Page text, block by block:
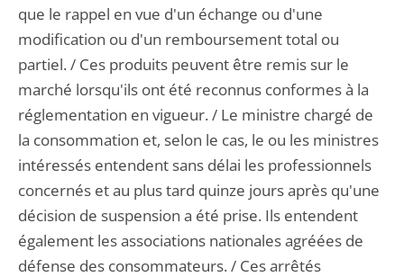
que le rappel en vue d'un échange ou d'une
modification ou d'un remboursement total ou
partiel. / Ces produits peuvent être remis sur le
marché lorsqu'ils ont été reconnus conformes à la
réglementation en vigueur. / Le ministre chargé de
la consommation et, selon le cas, le ou les ministres
intéressés entendent sans délai les professionnels
concernés et au plus tard quinze jours après qu'une
décision de suspension a été prise. Ils entendent
également les associations nationales agréées de
défense des consommateurs. / Ces arrêtés